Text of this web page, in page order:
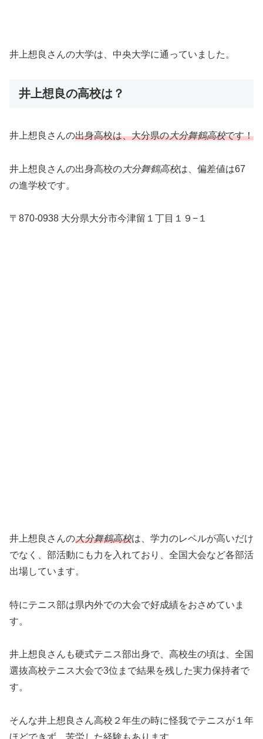
井上想良さんの大学は、中央大学に通っていました。
井上想良の高校は？
井上想良さんの出身高校は、大分県の大分舞鶴高校です！
井上想良さんの出身高校の大分舞鶴高校は、偏差値は67
の進学校です。
〒870-0938 大分県大分市今津留１丁目１９−１
井上想良さんの大分舞鶴高校は、学力のレベルが高いだけ
でなく、部活動にも力を入れており、全国大会など各部活
出場しています。
特にテニス部は県内外での大会で好成績をおさめていま
す。
井上想良さんも硬式テニス部出身で、高校生の頃は、全国
選抜高校テニス大会で3位まで結果を残した実力保持者で
す。
そんな井上想良さん高校２年生の時に怪我でテニスが１年